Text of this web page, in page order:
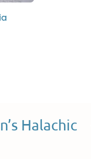
Halachic